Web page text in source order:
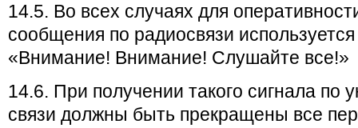
14.5. Во всех случаях для
сообщения по радиосвязи ис­пользуется
«Внимание! Внимание! Слушайте все!»
14.6. При получении такого сигнала по
связи должны быть прекращены все